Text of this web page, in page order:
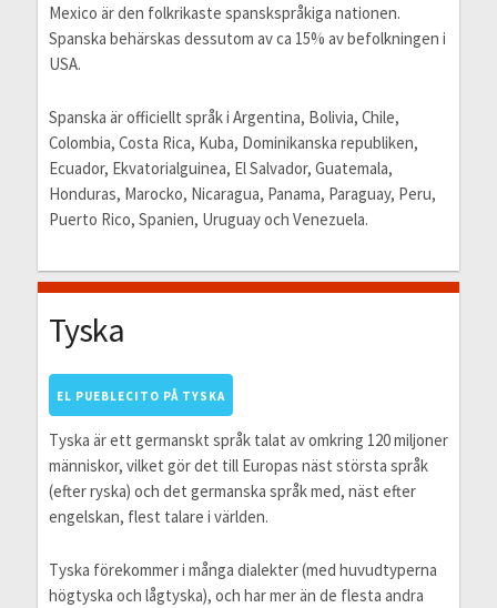
Mexico är den folkrikaste spanskspråkiga nationen.
Spanska behärskas dessutom av ca 15% av befolkningen i
USA.
Spanska är officiellt språk i Argentina, Bolivia, Chile,
Colombia, Costa Rica, Kuba, Dominikanska republiken,
Ecuador, Ekvatorialguinea, El Salvador, Guatemala,
Honduras, Marocko, Nicaragua, Panama, Paraguay, Peru,
Puerto Rico, Spanien, Uruguay och Venezuela.
Tyska
EL PUEBLECITO PÅ TYSKA
Tyska är ett germanskt språk talat av omkring 120 miljoner
människor, vilket gör det till Europas näst största språk
(efter ryska) och det germanska språk med, näst efter
engelskan, flest talare i världen.
Tyska förekommer i många dialekter (med huvudtyperna
högtyska och lågtyska), och har mer än de flesta andra